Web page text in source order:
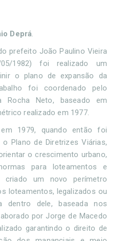
Deprá.
prefeito João Paulino Vieira
1982) foi realizado um
o plano de expansão da
foi coordenado pelo
Rocha Neto, baseado em
realizado em 1977.
1979, quando então foi
Plano de Diretrizes Viárias,
o crescimento urbano,
para loteamentos e
criado um novo perímetro
loteamentos, legalizados ou
dentro dele, baseada nos
por Jorge de Macedo
garantindo o direito de